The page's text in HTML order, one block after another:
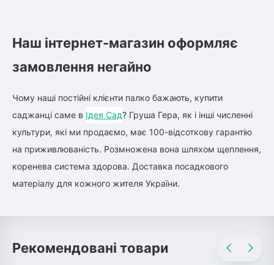
Наш інтернет-магазин оформляє
замовлення негайно
Чому наші постійні клієнти палко бажають, купити
саджанці саме в Ідея Сад? Груша Гера, як і інші численні
культури, які ми продаємо, має 100-відсоткову гарантію
на приживлюваність. Розмножена вона шляхом щеплення,
коренева система здорова. Доставка посадкового
матеріалу для кожного жителя України.
Рекомендовані товари